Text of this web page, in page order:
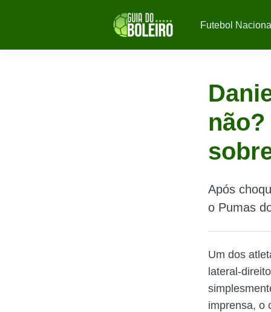
Futebol
Após
o Pumas
Um dos
lateral-
imprensa, o